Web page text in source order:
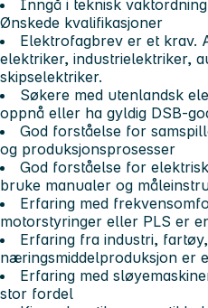
Inngå i teknisk vaktordning
Ønskede kvalifikasjoner
Elektrofagbrev er et krav.
elektriker, industrielektriker,
skipselektriker.
Søkere med utenlandsk
oppnå eller ha gyldig DSB-
God forståelse for
og produksjonsprosesser
God forståelse for
bruke manualer og
Erfaring med
motorstyringer eller PLS er
Erfaring fra industri,
næringsmiddelproduksjon er
Erfaring med
stor fordel